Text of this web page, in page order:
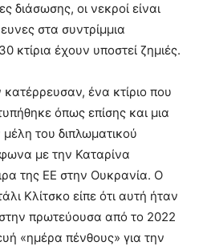
διάσωσης, οι νεκροί είναι
στα συντρίμμια
κτίρια έχουν υποστεί ζημιές.
ένα κτίριο που
όπως επίσης και μια
του διπλωματικού
με την Καταρίνα
της ΕΕ στην Ουκρανία. Ο
Κλίτσκο είπε ότι αυτή ήταν
πρωτεύουσα από το 2022
«ημέρα πένθους» για την